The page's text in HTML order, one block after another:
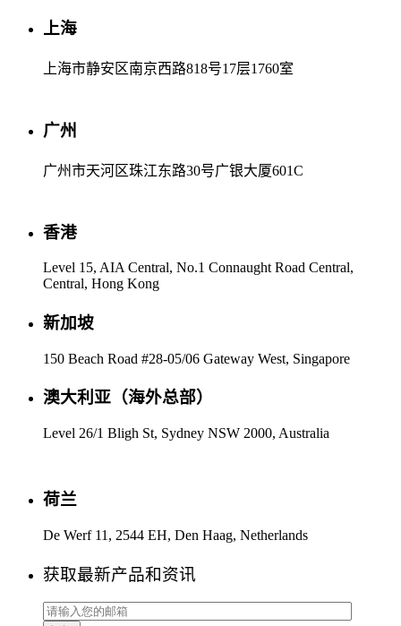
上海
上海市静安区南京西路818号17层1760室
广州
广州市天河区珠江东路30号广银大厦601C
香港
Level 15, AIA Central, No.1 Connaught Road Central,
Central, Hong Kong
新加坡
150 Beach Road #28-05/06 Gateway West, Singapore
澳大利亚（海外总部）
Level 26/1 Bligh St, Sydney NSW 2000, Australia
荷兰
De Werf 11, 2544 EH, Den Haag, Netherlands
获取最新产品和资讯